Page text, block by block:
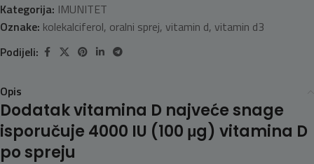
Kategorija: IMUNITET
Oznake: kolekalciferol, oralni sprej, vitamin d, vitamin d3
Podijeli:
Opis
Dodatak vitamina D najveće snage
isporučuje 4000 IU (100 μg) vitamina D
po spreju